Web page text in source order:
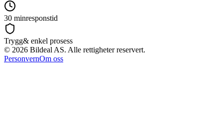
30 minresponstid
Trygg& enkel prosess
© 2026 Bildeal AS. Alle rettigheter reservert.
PersonvernOm oss